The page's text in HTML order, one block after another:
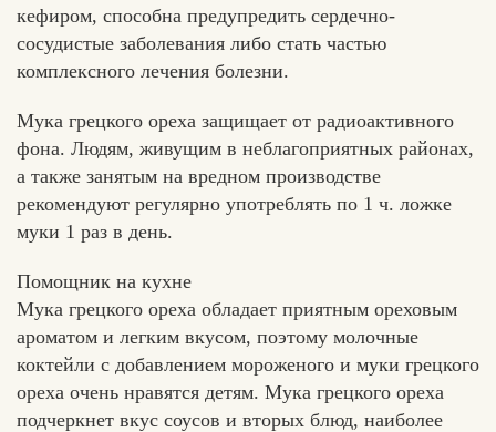
кефиром, способна предупредить сердечно-
сосудистые заболевания либо стать частью
комплексного лечения болезни.
Мука грецкого ореха защищает от радиоактивного
фона. Людям, живущим в неблагоприятных районах,
а также занятым на вредном производстве
рекомендуют регулярно употреблять по 1 ч. ложке
муки 1 раз в день.
Помощник на кухне
Мука грецкого ореха обладает приятным ореховым
ароматом и легким вкусом, поэтому молочные
коктейли с добавлением мороженого и муки грецкого
ореха очень нравятся детям. Мука грецкого ореха
подчеркнет вкус соусов и вторых блюд, наиболее